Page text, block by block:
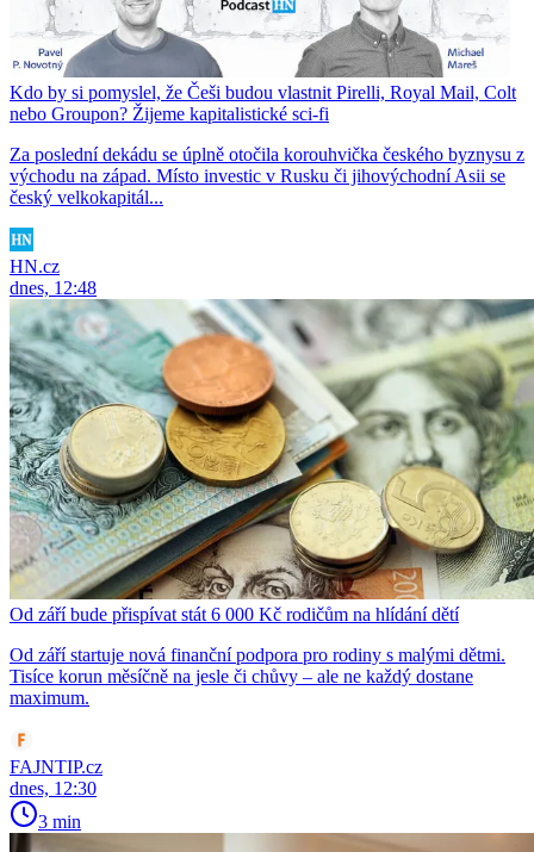
Kdo by si pomyslel, že Češi budou vlastnit Pirelli, Royal Mail, Colt
nebo Groupon? Žijeme kapitalistické sci-fi
Za poslední dekádu se úplně otočila korouhvička českého byznysu z
východu na západ. Místo investic v Rusku či jihovýchodní Asii se
český velkokapitál...
HN.cz
dnes, 12:48
Od září bude přispívat stát 6 000 Kč rodičům na hlídání dětí
Od září startuje nová finanční podpora pro rodiny s malými dětmi.
Tisíce korun měsíčně na jesle či chůvy – ale ne každý dostane
maximum.
FAJNTIP.cz
dnes, 12:30
3 min